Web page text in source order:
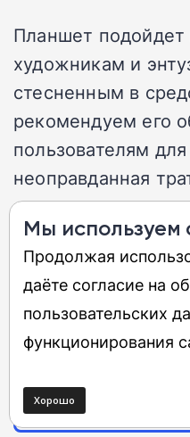
Планшет
художникам и
стесненным в
рекомендуем его
пользователям
неоправданная
Вердикт: да, с
великолепное
потенциал нужен
APPLE IPAD
Мы используем
Продолжая
даёте согласие на
пользовательских
функционирования